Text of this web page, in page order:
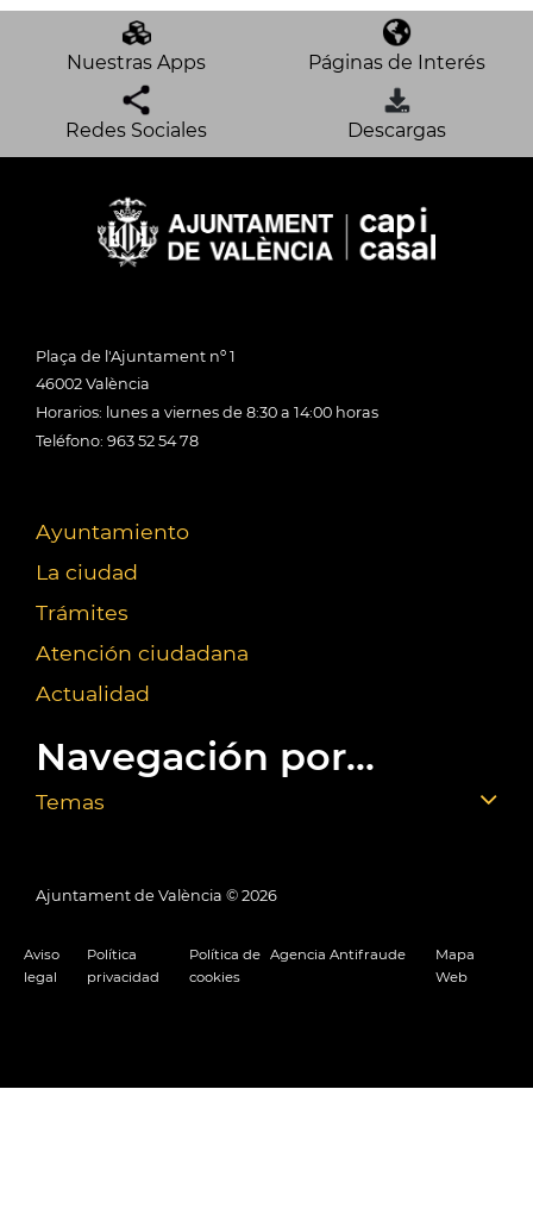
Nuestras Apps Páginas de Interés
Redes Sociales Descargas
Plaça de l'Ajuntament nº 1
46002 València
Horarios: lunes a viernes de 8:30 a 14:00 horas
Teléfono: 963 52 54 78
Ayuntamiento
La ciudad
Trámites
Atención ciudadana
Actualidad
Navegación por...
Temas
Ajuntament de València © 2026
Aviso
legal
Política
privacidad
Política de
cookies
Agencia Antifraude
Mapa
Web